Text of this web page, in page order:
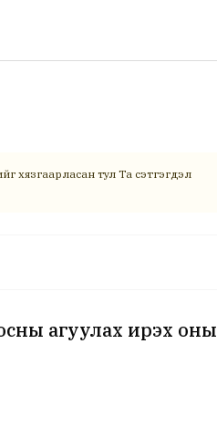
хязгаарласан тул Та сэтгэгдэл
агуулах ирэх оны